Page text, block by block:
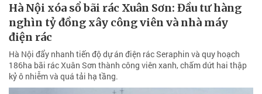
Hà Nội xóa sổ bãi rác Xuân Sơn: Đầu tư hàng
nghìn tỷ đồng xây công viên và nhà máy
điện rác
Hà Nội đẩy nhanh tiến độ dự án điện rác Seraphin và quy hoạch
186ha bãi rác Xuân Sơn thành công viên xanh, chấm dứt hai thập
kỷ ô nhiễm và quá tải hạ tầng.